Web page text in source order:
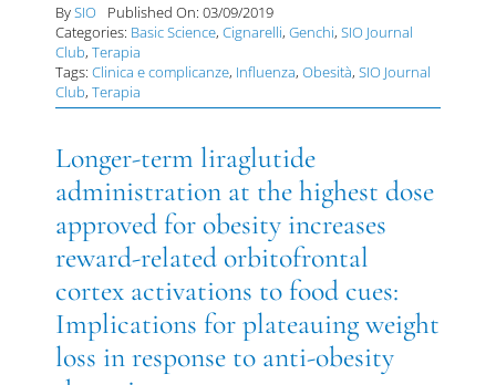
BySIO
Published On: 03/09/2019
Categories: Basic Science, Cignarelli, Genchi, SIO Journal
Club, Terapia
Tags: Clinica e complicanze, Influenza, Obesità, SIO Journal
Club, Terapia
Longer-term liraglutide
administration at the highest dose
approved for obesity increases
reward-related orbitofrontal
cortex activations to food cues:
Implications for plateauing weight
loss in response to anti-obesity